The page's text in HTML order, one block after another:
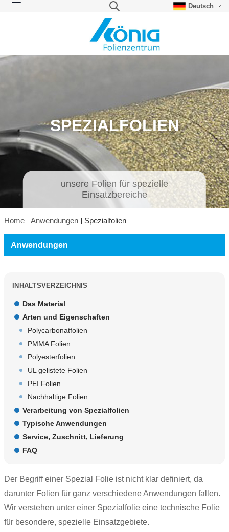
Suche
Deutsch
SPEZIALFOLIEN
unsere Folien für spezielle
Einsatzbereiche
Home Anwendungen Spezialfolien
Anwendungen
INHALTSVERZEICHNIS
Das Material
Arten und Eigenschaften
Polycarbonatfolien
PMMA Folien
Polyesterfolien
UL gelistete Folien
PEI Folien
Nachhaltige Folien
Verarbeitung von Spezialfolien
Typische Anwendungen
Service, Zuschnitt, Lieferung
FAQ
Der Begriff einer Spezial Folie ist nicht klar definiert, da
darunter Folien für ganz verschiedene Anwendungen fallen.
Wir verstehen unter einer Spezialfolie eine technische Folie
für besondere, spezielle Einsatzgebiete.